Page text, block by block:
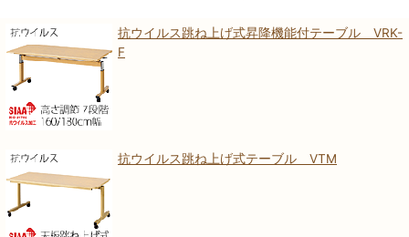
抗ウイルス跳ね上げ式昇降機能付テーブル VRK-
F
抗ウイルス跳ね上げ式テーブル VTM